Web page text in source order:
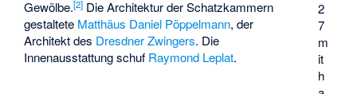
2
7
m
it
h
Gewölbe.[2] Die Architektur der Schatzkammern
gestaltete Matthäus Daniel Pöppelmann, der
Architekt des Dresdner Zwingers. Die
Innenausstattung schuf Raymond Leplat.